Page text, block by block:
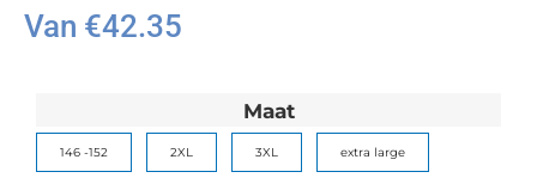
Van €42.35
Maat
146 -152 2XL 3XL extra large